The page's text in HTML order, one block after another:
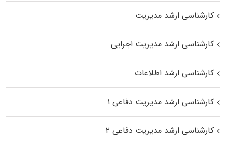
کارشناسی ارشد مدیریت
کارشناسی ارشد مدیریت اجرایی
کارشناسی ارشد اطلاعات
کارشناسی ارشد مدیریت دفاعی ۱
کارشناسی ارشد مدیریت دفاعی ۲